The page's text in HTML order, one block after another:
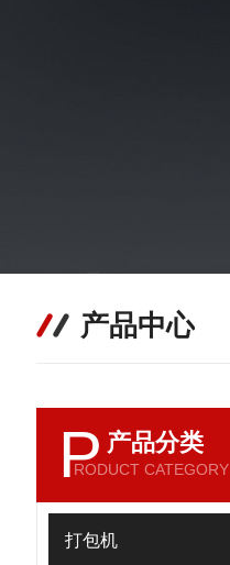
产品中心
P 产品分类
RODUCT CATEGORY
打包机